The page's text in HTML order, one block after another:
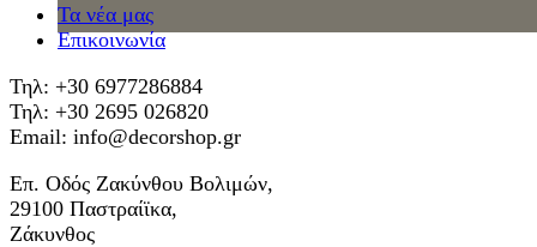
Τα νέα μας
Επικοινωνία
Τηλ: +30 6977286884
Τηλ: +30 2695 026820
Email: info@decorshop.gr
Επ. Οδός Ζακύνθου Βολιμών,
29100 Παστραίϊκα,
Ζάκυνθος